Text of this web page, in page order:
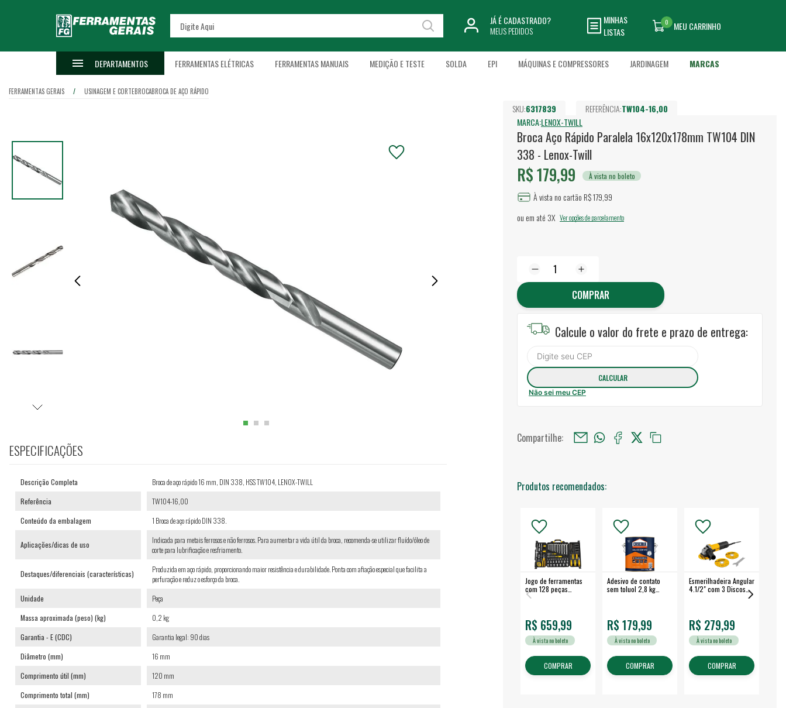
JÁ É CADASTRADO?
MEUS PEDIDOS
MINHAS
LISTAS
MEU CARRINHO
0
DEPARTAMENTOS FERRAMENTAS ELÉTRICAS FERRAMENTAS MANUAIS MEDIÇÃO E TESTE SOLDA EPI MÁQUINAS E COMPRESSORES JARDINAGEM MARCAS
FERRAMENTAS GERAIS USINAGEM E CORTEBROCABROCA DE AÇO RÁPIDO
SKU:6317839 REFERÊNCIA:TW104-16,00
MARCA:LENOX-TWILL
Broca Aço Rápido Paralela 16x120x178mm TW104 DIN
338 - Lenox-Twill
R$ 179,99 À vista no boleto
À vista no cartão R$ 179,99
ou em até 3X Ver opções de parcelamento
COMPRAR
Calcule o valor do frete e prazo de entrega:
Não sei meu CEP
Compartilhe:
Produtos recomendados:
Jogo de ferramentas
com 128 peças
embalagem fechada -
R$ 659,99
À vista no boleto
COMPRAR
Adesivo de contato
sem toluol 2,8 kg
R$ 179,99
À vista no boleto
COMPRAR
Esmerilhadeira Angular
4.1/2" com 3 Discos
R$ 279,99
À vista no boleto
COMPRAR
ESPECIFICAÇÕES
Descrição Completa
Broca de aço rápido 16 mm, DIN 338, HSS TW104, LENOX-TWILL
Referência
TW104-16,00
Conteúdo da embalagem
1 Broca de aço rápido DIN 338.
Aplicações/dicas de uso
Indicada para metais ferrosos e não ferrosos. Para aumentar a vida útil da broca, recomenda-se utilizar fluído/óleo de
corte para lubrificação e resfriamento.
Destaques/diferenciais (características)
Produzida em aço rápido, proporcionando maior resistência e durabilidade. Ponta com afiação especial que facilita a
perfuração e reduz o esforço da broca.
Unidade
Peça
Massa aproximada (peso) (kg)
0,2 kg
Garantia - E (CDC)
Garantia legal: 90 dias
Diâmetro (mm)
16 mm
Comprimento útil (mm)
120 mm
Comprimento total (mm)
178 mm